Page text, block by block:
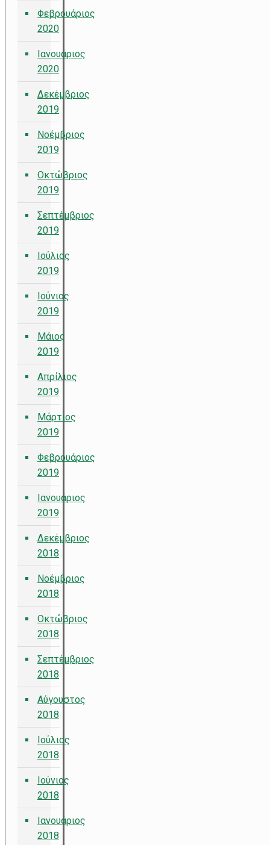
Φεβρουάριος
2020
Ιανουάριος
2020
Δεκέμβριος
2019
Νοέμβριος
2019
Οκτώβριος
2019
Σεπτέμβριος
2019
Ιούλιος
2019
Ιούνιος
2019
Μάιος
2019
Απρίλιος
2019
Μάρτιος
2019
Φεβρουάριος
2019
Ιανουάριος
2019
Δεκέμβριος
2018
Νοέμβριος
2018
Οκτώβριος
2018
Σεπτέμβριος
2018
Αύγουστος
2018
Ιούλιος
2018
Ιούνιος
2018
Ιανουάριος
2018